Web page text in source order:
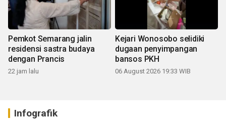
Pemkot Semarang jalin
residensi sastra budaya
dengan Prancis
22 jam lalu
Kejari Wonosobo selidiki
dugaan penyimpangan
bansos PKH
06 August 2026 19:33 WIB
Infografik